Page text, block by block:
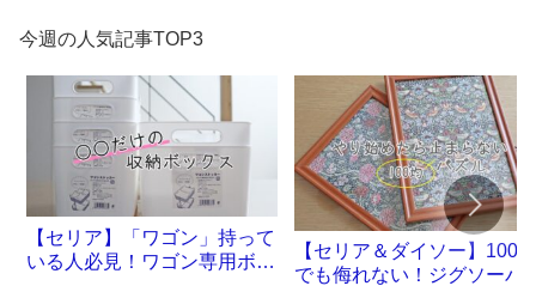
今週の人気記事TOP3
【セリア】「ワゴン」持って
いる人必見！ワゴン専用ボッ
【セリア＆ダイソー】100円
でも侮れない！ジグソーパ